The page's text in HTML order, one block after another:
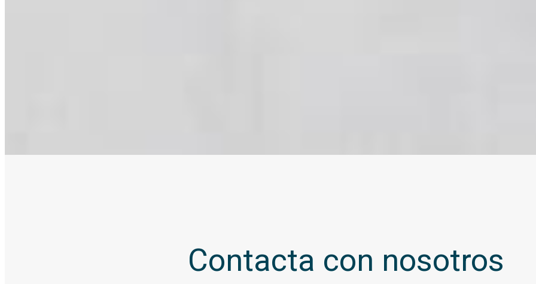
Contacta con nosotros